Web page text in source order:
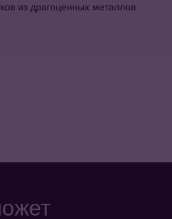
из драгоценных металлов